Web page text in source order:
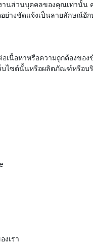
านส่วนบุคคลของคุณเท่านั้น
ย่างชัดแจ้งเป็นลายลักษณ์อัก
เนื้อหาหรือความถูกต้องขอ
บไซต์นั้นหรือผลิตภัณฑ์หรือบ
งเรา